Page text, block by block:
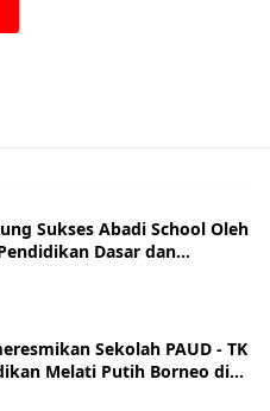
Sukses Abadi School Oleh
Dasar dan
Sekolah PAUD - TK
Melati Putih Borneo di